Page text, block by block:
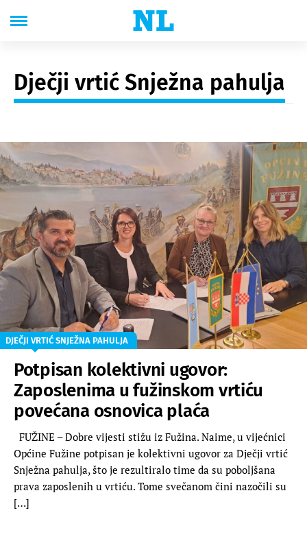
Dječji vrtić Snježna pahulja
DJEČJI VRTIĆ SNJEŽNA PAHULJA
Potpisan kolektivni ugovor:
Zaposlenima u fužinskom vrtiću
povećana osnovica plaća
FUŽINE – Dobre vijesti stižu iz Fužina. Naime, u vijećnici
Općine Fužine potpisan je kolektivni ugovor za Dječji vrtić
Snježna pahulja, što je rezultiralo time da su poboljšana
prava zaposlenih u vrtiću. Tome svečanom čini nazočili su
[…]